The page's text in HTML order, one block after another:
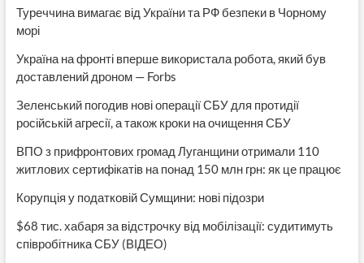
Туреччина вимагає від України та РФ безпеки в Чорному
морі
Україна на фронті вперше використала робота, який був
доставлений дроном — Forbs
Зеленський погодив нові операції СБУ для протидії
російській агресії, а також кроки на очищення СБУ
ВПО з прифронтових громад Луганщини отримали 110
житлових сертифікатів на понад 150 млн грн: як це працює
Корупція у податковій Сумщини: нові підозри
$68 тис. хабаря за відстрочку від мобілізації: судитимуть
співробітника СБУ (ВІДЕО)